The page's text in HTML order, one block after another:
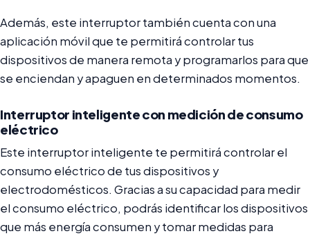
Además, este interruptor también cuenta con una
aplicación móvil que te permitirá controlar tus
dispositivos de manera remota y programarlos para que
se enciendan y apaguen en determinados momentos.
Interruptor inteligente con medición de consumo
eléctrico
Este interruptor inteligente te permitirá controlar el
consumo eléctrico de tus dispositivos y
electrodomésticos. Gracias a su capacidad para medir
el consumo eléctrico, podrás identificar los dispositivos
que más energía consumen y tomar medidas para